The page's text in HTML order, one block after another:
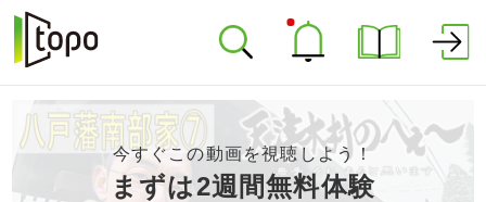
今すぐこの動画を視聴しよう！
まずは2週間無料体験